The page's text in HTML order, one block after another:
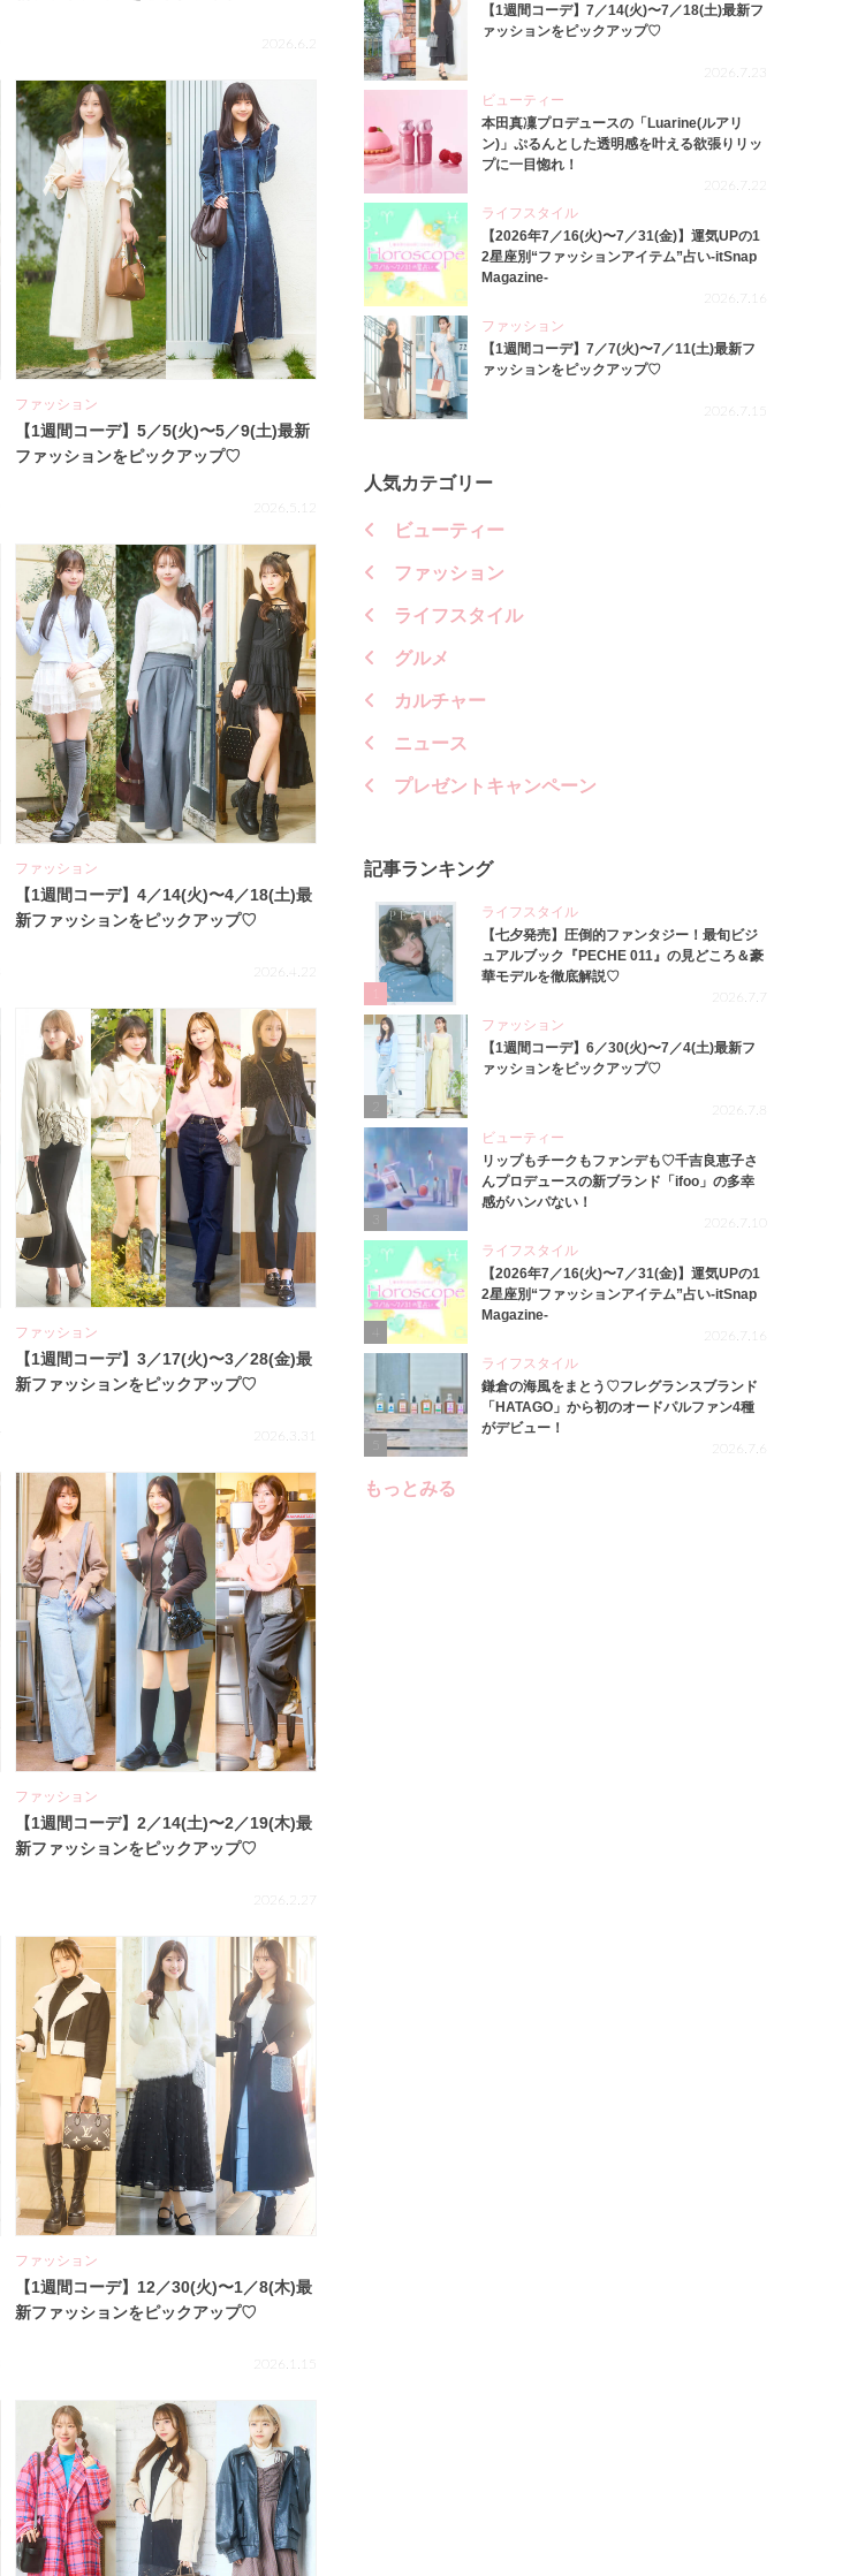
2026.6.2
ファッション
【1週間コーデ】5／5(火)〜5／9(土)最新
ファッションをピックアップ♡
2026.5.12
ファッション
【1週間コーデ】4／14(火)〜4／18(土)最
新ファッションをピックアップ♡
2026.4.22
ファッション
【1週間コーデ】3／17(火)〜3／28(金)最
新ファッションをピックアップ♡
2026.3.31
ファッション
【1週間コーデ】2／14(土)〜2／19(木)最
新ファッションをピックアップ♡
2026.2.27
ファッション
【1週間コーデ】12／30(火)〜1／8(木)最
新ファッションをピックアップ♡
2026.1.15
【1週間コーデ】7／14(火)〜7／18(土)最新フ
ァッションをピックアップ♡
2026.7.23
ビューティー
本田真凜プロデュースの「Luarine(ルアリ
ン)」ぷるんとした透明感を叶える欲張りリッ
プに一目惚れ！
2026.7.22
ライフスタイル
【2026年7／16(火)〜7／31(金)】運気UPの1
2星座別“ファッションアイテム”占い-itSnap
Magazine-
2026.7.16
ファッション
【1週間コーデ】7／7(火)〜7／11(土)最新フ
ァッションをピックアップ♡
2026.7.15
人気カテゴリー
ビューティー
ファッション
ライフスタイル
グルメ
カルチャー
ニュース
プレゼントキャンペーン
記事ランキング
ライフスタイル
【七夕発売】圧倒的ファンタジー！最旬ビジ
ュアルブック『PECHE 011』の見どころ＆豪
華モデルを徹底解説♡
2026.7.7
ファッション
【1週間コーデ】6／30(火)〜7／4(土)最新フ
ァッションをピックアップ♡
2026.7.8
3
ビューティー
リップもチークもファンデも♡千吉良恵子さ
んプロデュースの新ブランド「ifoo」の多幸
感がハンパない！
2026.7.10
4
ライフスタイル
【2026年7／16(火)〜7／31(金)】運気UPの1
2星座別“ファッションアイテム”占い-itSnap
Magazine-
2026.7.16
ライフスタイル
鎌倉の海風をまとう♡フレグランスブランド
「HATAGO」から初のオードパルファン4種
がデビュー！
2026.7.6
もっとみる